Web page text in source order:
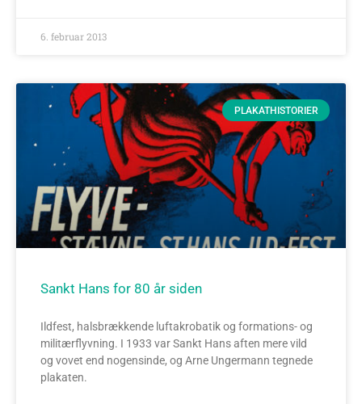
6. februar 2013
PLAKATHISTORIER
Sankt Hans for 80 år siden
Ildfest, halsbrækkende luftakrobatik og formations- og
militærflyvning. I 1933 var Sankt Hans aften mere vild
og vovet end nogensinde, og Arne Ungermann tegnede
plakaten.